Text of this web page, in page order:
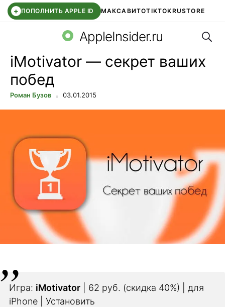
+ ПОПОЛНИТЬ APPLE ID МАКСАВИТОTIKTOKRUSTORE
WB КЛУБIOS 26.6 DDE STORE
AppleInsider.ru
iMotivator — секрет ваших
побед
Роман Бузов 03.01.2015
Игра: iMotivator | 62 руб. (скидка 40%) | для
iPhone | Установить